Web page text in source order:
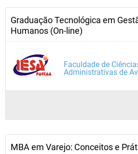
Graduação Tecnológica em
Humanos (On-line)
Faculdade de
Administrativas de
MBA em Varejo: Conceitos e